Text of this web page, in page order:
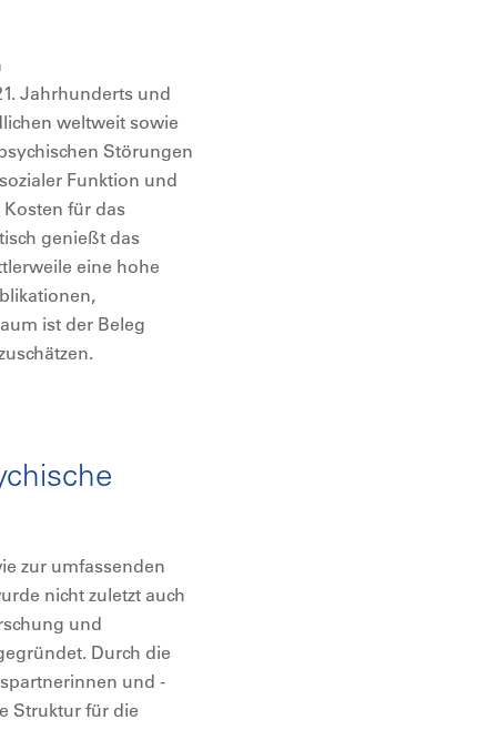
Jahrhunderts und
weltweit sowie
Störungen
Funktion und
für das
genießt das
eine hohe
ist der Beleg
zur umfassenden
nicht zuletzt auch
und
Durch die
und -
Struktur für die